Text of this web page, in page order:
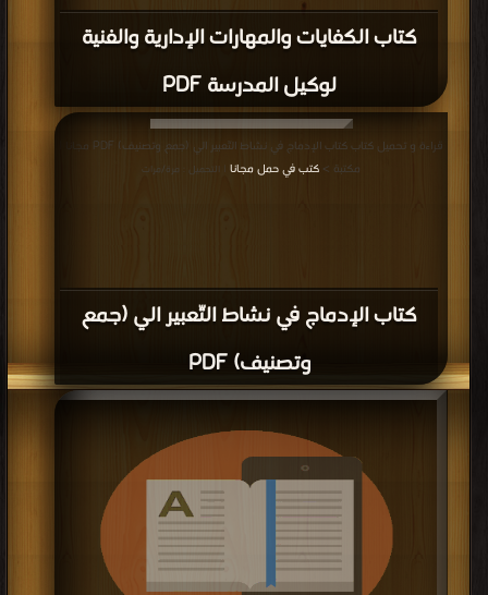
كتاب الكفايات والمهارات الإدارية والفنية
لوكيل المدرسة PDF
كتاب الإدماج في نشاط التّعبير الي (جمع
وتصنيف) PDF
قراءة و تحميل كتاب كتاب الإدماج في نشاط التّعبير الي (جمع وتصنيف) PDF مجانا |
مكتبة > كتب في حمل مجانا | التحميل : مرة/مرات